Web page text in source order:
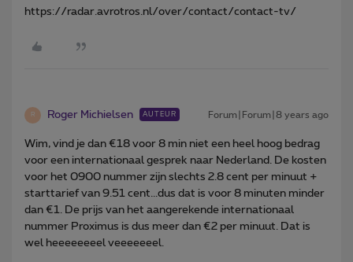
https://radar.avrotros.nl/over/contact/contact-tv/
R Roger Michielsen AUTEUR Forum|Forum|8 years ago
Wim, vind je dan €18 voor 8 min niet een heel hoog bedrag
voor een internationaal gesprek naar Nederland. De kosten
voor het 0900 nummer zijn slechts 2.8 cent per minuut +
starttarief van 9.51 cent...dus dat is voor 8 minuten minder
dan €1. De prijs van het aangerekende internationaal
nummer Proximus is dus meer dan €2 per minuut. Dat is
wel heeeeeeeel veeeeeeel.